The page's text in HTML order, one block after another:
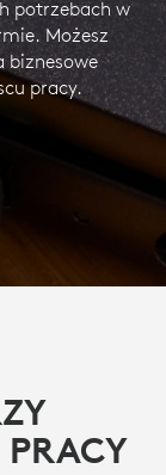
potrzebach w
Możesz
biznesowe
pracy.
PRACY